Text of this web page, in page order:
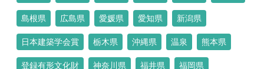
島根県 広島県 愛媛県 愛知県 新潟県
日本建築学会賞 栃木県 沖縄県 温泉 熊本県
登録有形文化財 神奈川県 福井県 福岡県